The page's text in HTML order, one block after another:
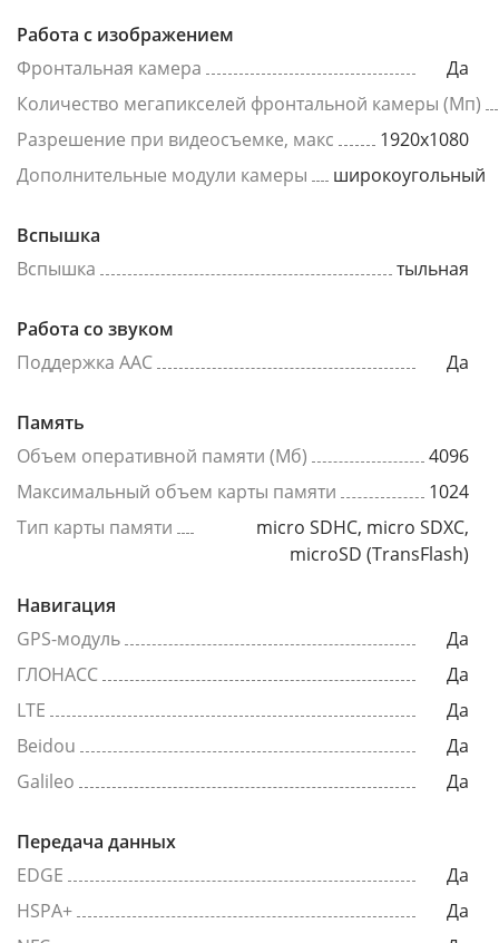
Работа с изображением
Фронтальная камера
Да
Количество мегапикселей фронтальной камеры (Мп)
Разрешение при видеосъемке, макс
1920x1080
Дополнительные модули камеры
широкоугольный
Вспышка
Вспышка
тыльная
Работа со звуком
Поддержка AAC
Да
Память
Объем оперативной памяти (Мб)
4096
Максимальный объем карты памяти
1024
Тип карты памяти
micro SDHC, micro SDXC,
microSD (TransFlash)
Навигация
GPS-модуль
Да
ГЛОНАСС
Да
LTE
Да
Beidou
Да
Galileo
Да
Передача данных
EDGE
Да
HSPA+
Да